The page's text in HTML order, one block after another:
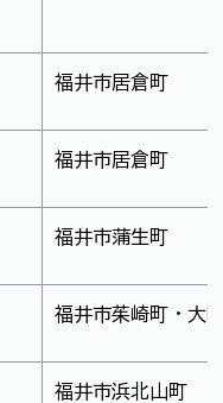
福井市居倉町
福井市居倉町
福井市蒲生町
福井市茱崎町・大
福井市浜北山町